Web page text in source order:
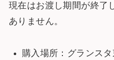
現在はお渡し期間が終了
ありません。
購入場所：グランス